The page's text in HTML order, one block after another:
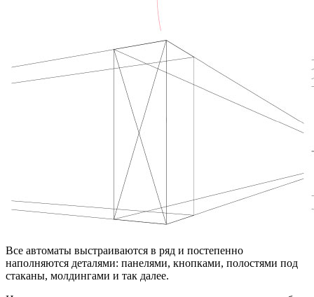
Все автоматы выстраиваются в ряд и постепенно
наполняются деталями: панелями, кнопками, полостями под
стаканы, молдингами и так далее.